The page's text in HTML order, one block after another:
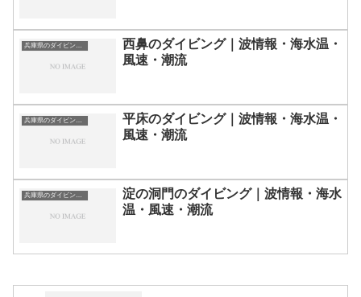
兵庫県のダイビングスポット・ポイント一覧
西鼻のダイビング｜波情報・海水温・
風速・潮流
兵庫県のダイビングスポット・ポイント一覧
平床のダイビング｜波情報・海水温・
風速・潮流
兵庫県のダイビングスポット・ポイント一覧
淀の洞門のダイビング｜波情報・海水
温・風速・潮流